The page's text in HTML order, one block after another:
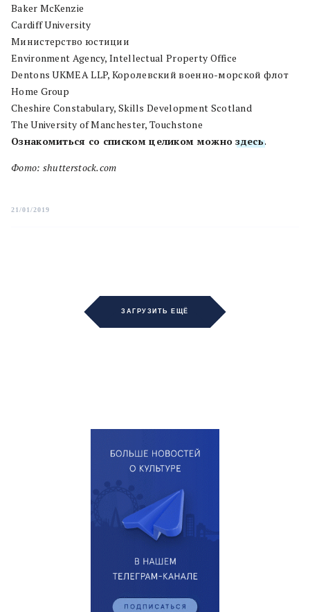
Baker McKenzie
Cardiff University
Министерство юстиции
Environment Agency, Intellectual Property Office
Dentons UKMEA LLP, Королевский военно-морской флот
Home Group
Cheshire Constabulary, Skills Development Scotland
The University of Manchester, Touchstone
Ознакомиться со списком целиком можноздесь.
Фото: shutterstock.com
21/01/2019
ЗАГРУЗИТЬ ЕЩЁ